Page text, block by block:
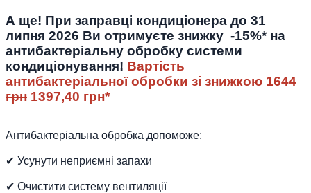
А ще! При заправці кондиціонера до 31
липня 2026 Ви отримуєте знижку -15%* на
антибактеріальну обробку системи
кондиціонування! Вартість
антибактеріальної обробки зі знижкою 1644
грн 1397,40 грн*
Антибактеріальна обробка допоможе:
✔ Усунути неприємні запахи
✔ Очистити систему вентиляції